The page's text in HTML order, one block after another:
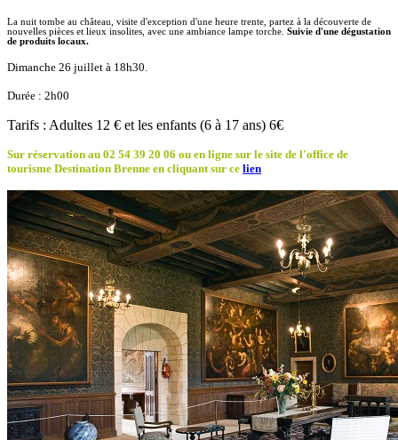
La nuit tombe au château, visite d'exception d'une heure trente, partez à la découverte de
nouvelles pièces et lieux insolites, avec une ambiance lampe torche. Suivie d'une dégustation
de produits locaux.
Dimanche 26 juillet à 18h30.
Durée : 2h00
Tarifs : Adultes 12 € et les enfants (6 à 17 ans) 6€
Sur réservation au 02 54 39 20 06 ou en ligne sur le site de l'office de
tourisme Destination Brenne en cliquant sur ce lien